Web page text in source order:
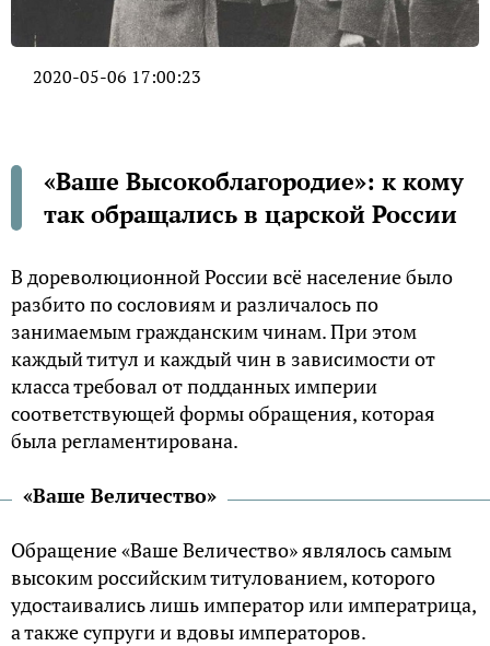
2020-05-06 17:00:23
«Ваше Высокоблагородие»: к кому
так обращались в царской России
В дореволюционной России всё население было
разбито по сословиям и различалось по
занимаемым гражданским чинам. При этом
каждый титул и каждый чин в зависимости от
класса требовал от подданных империи
соответствующей формы обращения, которая
была регламентирована.
«Ваше Величество»
Обращение «Ваше Величество» являлось самым
высоким российским титулованием, которого
удостаивались лишь император или императрица,
а также супруги и вдовы императоров.